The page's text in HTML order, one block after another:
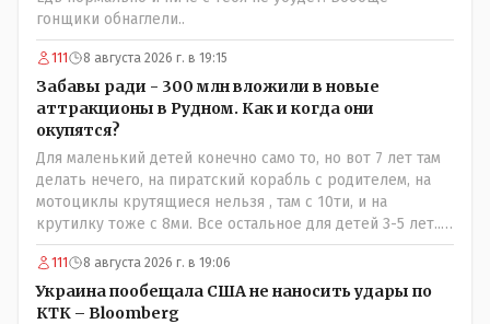
гонщики обнаглели..
111 8 августа 2026 г. в 19:15
Забавы ради - 300 млн вложили в новые
аттракционы в Рудном. Как и когда они
окупятся?
Для маленький детей конечно само то, но вот 7 лет там
делать нечего, на пиратский корабль с родителем, на
мотоциклы крутящиеся нельзя , там с 10ти, и на
крутилку тоже с 8ми. Все остальное для детей 3-5 лет..
Ну да, в жару там сейчас не комфортно, тени нет от
слова вообще, но вечером думаю там нормально, с
бутылкой холодного пивка посидеть можно..
111 8 августа 2026 г. в 19:06
Украина пообещала США не наносить удары по
КТК – Bloomberg